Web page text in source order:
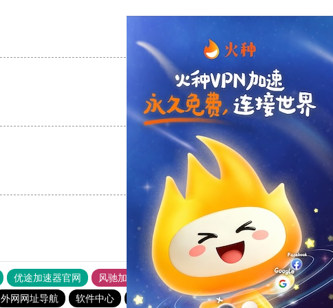
支持
支持[0] 反对[0]
支持[0] 反对[0]
优途加速器官网 风驰加速器
旋风加速器
外网网址导航 软件中心 雷霆加速 狂飙加速器 哔咔漫画